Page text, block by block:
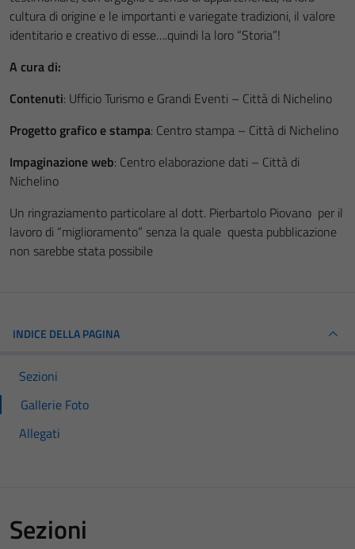
cultura di origine e le importanti e variegate tradizioni, il valore
identitario e creativo di esse….quindi la loro “Storia”!
A cura di:
Contenuti: Ufficio Turismo e Grandi Eventi – Città di Nichelino
Progetto grafico e stampa: Centro stampa – Città di Nichelino
Impaginazione web: Centro elaborazione dati – Città di
Nichelino
Un ringraziamento particolare al dott. Pierbartolo Piovano per il
lavoro di “miglioramento” senza la quale questa pubblicazione
non sarebbe stata possibile
INDICE DELLA PAGINA
Sezioni
Gallerie Foto
Allegati
Sezioni